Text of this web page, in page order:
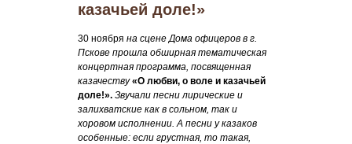
казачьей доле!»
30 ноября на сцене Дома офицеров в г.
Пскове прошла обширная тематическая
концертная программа, посвященная
казачеству«О любви, о воле и казачьей
доле!». Звучали песни лирические и
залихватские как в сольном, так и
хоровом исполнении. А песни у казаков
особенные: если грустная, то такая,